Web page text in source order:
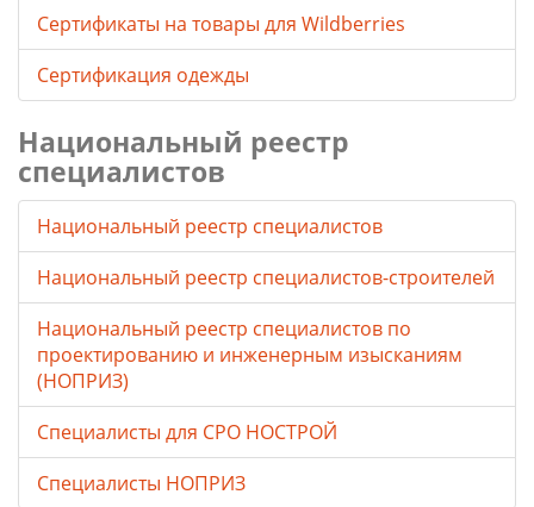
Cертификаты на товары для Wildberries
Сертификация одежды
Национальный реестр
специалистов
Национальный реестр специалистов
Национальный реестр специалистов-строителей
Национальный реестр специалистов по
проектированию и инженерным изысканиям
(НОПРИЗ)
Специалисты для СРО НОСТРОЙ
Специалисты НОПРИЗ